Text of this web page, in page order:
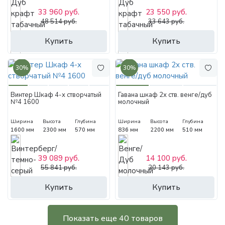
Купить
33 960 руб.
48 514 руб.
Купить
23 550 руб.
33 643 руб.
30%
Винтер Шкаф 4-х створчатый
№4 1600
Ширина
1600 мм
Высота
2300 мм
Глубина
570 мм
Купить
39 089 руб.
55 841 руб.
30%
Гавана шкаф 2х ств. венге/дуб
молочный
Ширина
836 мм
Высота
2200 мм
Глубина
510 мм
Купить
14 100 руб.
20 143 руб.
Показать еще 40 товаров